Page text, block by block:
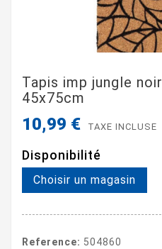
Tapis imp jungle noir
45x75cm
10,99 € TAXE INCLUSE
Disponibilité
Choisir un magasin
Reference: 504860